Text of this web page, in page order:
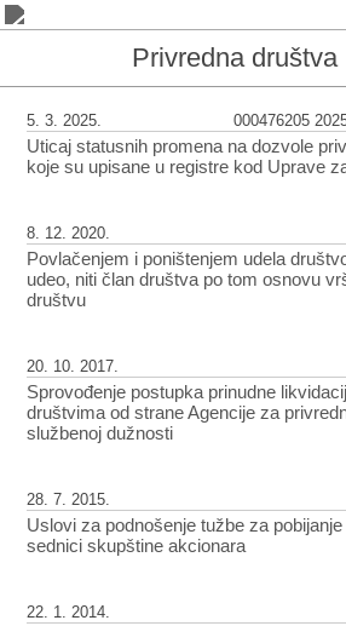
Privredna društva
Uticaj statusnih promena na dozvole
koje su upisane u registre kod Uprave
5. 3. 2025. 000476205
Povlačenjem i poništenjem udela
udeo, niti član društva po tom osnovu
društvu
8. 12. 2020.
Sprovođenje postupka prinudne
društvima od strane Agencije za
službenoj dužnosti
20. 10. 2017.
Uslovi za podnošenje tužbe za
sednici skupštine akcionara
28. 7. 2015.
22. 1. 2014.